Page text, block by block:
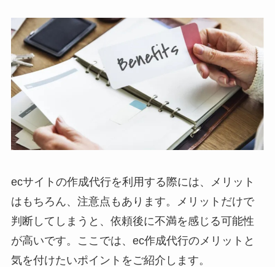
ecサイトの作成代行を利用する際には、メリット
はもちろん、注意点もあります。メリットだけで
判断してしまうと、依頼後に不満を感じる可能性
が高いです。ここでは、ec作成代行のメリットと
気を付けたいポイントをご紹介します。